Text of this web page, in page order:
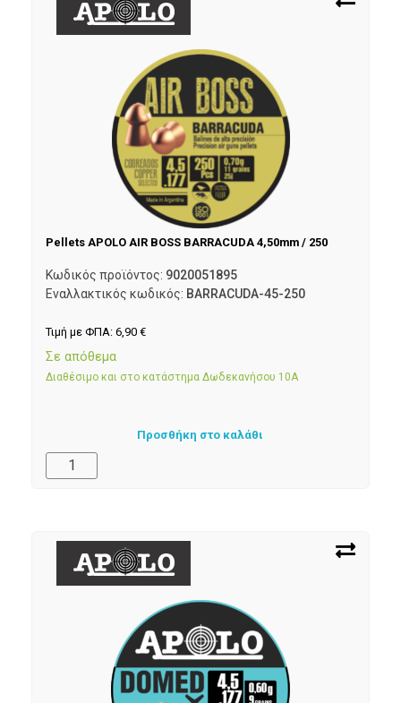
Pellets APOLO AIR BOSS BARRACUDA 4,50mm / 250
Κωδικός προϊόντος: 9020051895
Εναλλακτικός κωδικός: BARRACUDA-45-250
Τιμή με ΦΠΑ: 6,90 €
Σε απόθεμα
Διαθέσιμο και στο κατάστημα Δωδεκανήσου 10Α
Προσθήκη στο καλάθι